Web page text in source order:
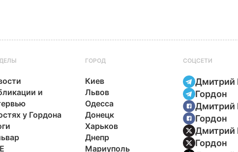
и
у Гордона
ГОРОД
Киев
Львов
Одесса
Донецк
Харьков
Днепр
Мариуполь
СОЦСЕТИ
Дмитрий
Гордон
Дмитрий
Гордон
Дмитрий
Гордон